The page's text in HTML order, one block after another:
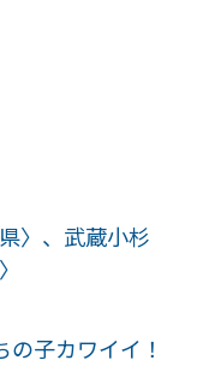
〉、武蔵小杉
子カワイイ！